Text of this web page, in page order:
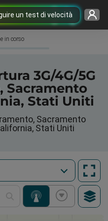
un test di velocità
in corso
3G/4G/5G
Sacramento
Stati Uniti
Sacramento
Stati Uniti